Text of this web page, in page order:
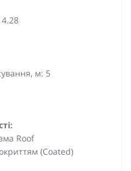
4.28
м: 5
Roof
(Coated)